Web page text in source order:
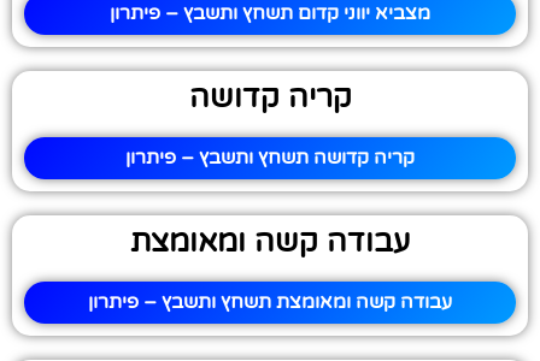
מצביא יווני קדום תשחץ ותשבץ – פיתרון
קריה קדושה
קריה קדושה תשחץ ותשבץ – פיתרון
עבודה קשה ומאומצת
עבודה קשה ומאומצת תשחץ ותשבץ – פיתרון